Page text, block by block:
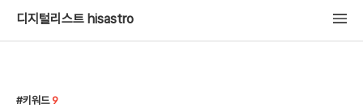
디지털리스트 hisastro
키워드 9